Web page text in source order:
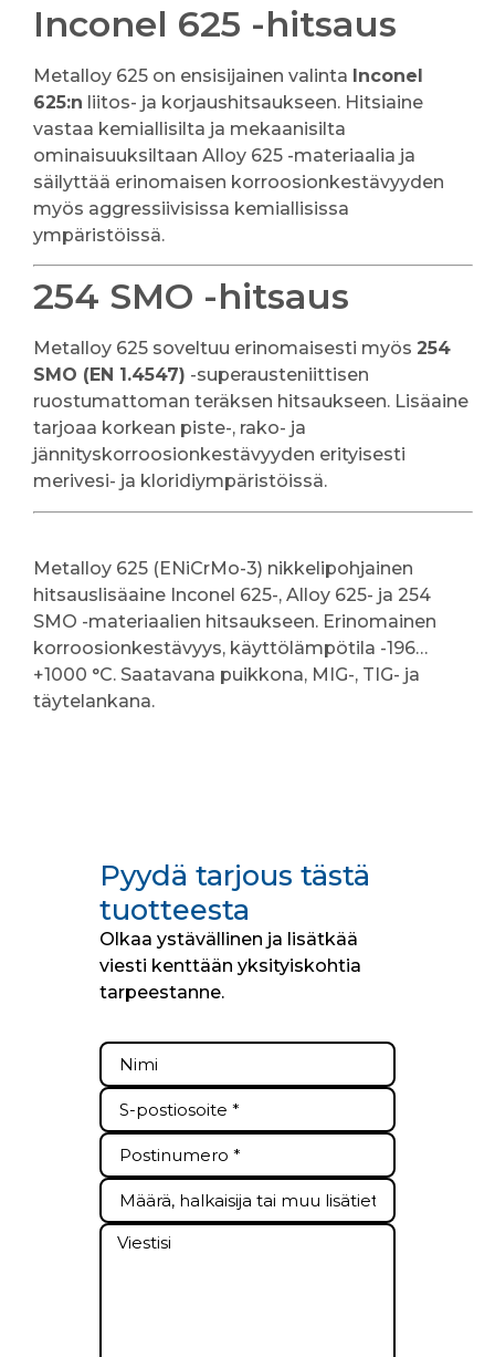
Inconel 625 -hitsaus
Metalloy 625 on ensisijainen valinta Inconel
625:n liitos- ja korjaushitsaukseen. Hitsiaine
vastaa kemiallisilta ja mekaanisilta
ominaisuuksiltaan Alloy 625 -materiaalia ja
säilyttää erinomaisen korroosionkestävyyden
myös aggressiivisissa kemiallisissa
ympäristöissä.
254 SMO -hitsaus
Metalloy 625 soveltuu erinomaisesti myös 254
SMO (EN 1.4547) -superausteniittisen
ruostumattoman teräksen hitsaukseen. Lisäaine
tarjoaa korkean piste-, rako- ja
jännityskorroosionkestävyyden erityisesti
merivesi- ja kloridiympäristöissä.
Metalloy 625 (ENiCrMo-3) nikkelipohjainen
hitsauslisäaine Inconel 625-, Alloy 625- ja 254
SMO -materiaalien hitsaukseen. Erinomainen
korroosionkestävyys, käyttölämpötila -196…
+1000 °C. Saatavana puikkona, MIG-, TIG- ja
täytelankana.
Pyydä tarjous tästä
tuotteesta
Olkaa ystävällinen ja lisätkää
viesti kenttään yksityiskohtia
tarpeestanne.